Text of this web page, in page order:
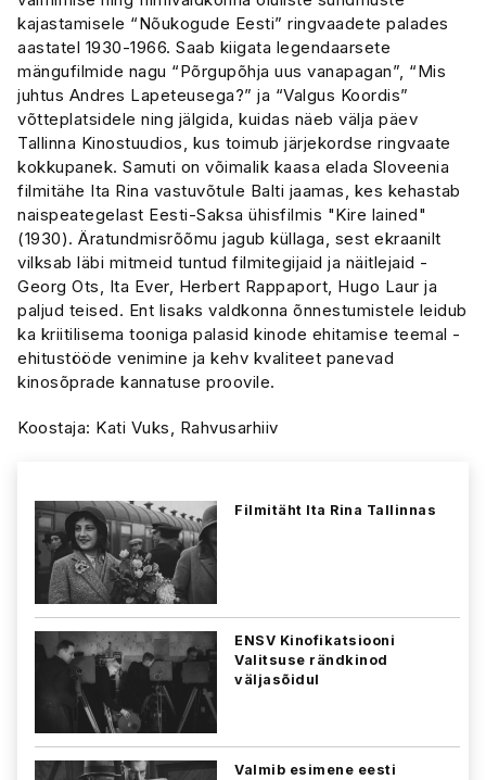
kajastamisele “Nõukogude Eesti” ringvaadete palades
aastatel 1930-1966. Saab kiigata legendaarsete
mängufilmide nagu “Põrgupõhja uus vanapagan”, “Mis
juhtus Andres Lapeteusega?” ja “Valgus Koordis”
võtteplatsidele ning jälgida, kuidas näeb välja päev
Tallinna Kinostuudios, kus toimub järjekordse ringvaate
kokkupanek. Samuti on võimalik kaasa elada Sloveenia
filmitähe Ita Rina vastuvõtule Balti jaamas, kes kehastab
naispeategelast Eesti-Saksa ühisfilmis "Kire lained"
(1930). Äratundmisrõõmu jagub küllaga, sest ekraanilt
vilksab läbi mitmeid tuntud filmitegijaid ja näitlejaid -
Georg Ots, Ita Ever, Herbert Rappaport, Hugo Laur ja
paljud teised. Ent lisaks valdkonna õnnestumistele leidub
ka kriitilisema tooniga palasid kinode ehitamise teemal -
ehitustööde venimine ja kehv kvaliteet panevad
kinosõprade kannatuse proovile.
Koostaja: Kati Vuks, Rahvusarhiiv
Filmitäht Ita Rina Tallinnas
ENSV Kinofikatsiooni
Valitsuse rändkinod
väljasõidul
Valmib esimene eesti